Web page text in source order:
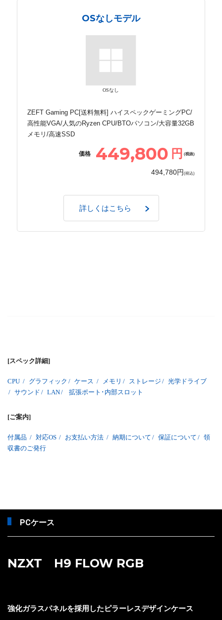
OSなしモデル
OSなし
ZEFT Gaming PC[送料無料] ハイスペックゲーミングPC/
高性能VGA/人気のRyzen CPU/BTOパソコン/大容量32GB
メモリ/高速SSD
価格 449,800 円 (税抜)
494,780円 (税込)
詳しくはこちら
[スペック詳細]
CPU / グラフィック / ケース / メモリ / ストレージ / 光学ドライブ
/ サウンド / LAN/ 拡張ポート･内部スロット
[ご案内]
付属品 / 対応OS / お支払い方法 / 納期について / 保証について / 領
収書のご発行
PCケース
NZXT H9 FLOW RGB
強化ガラスパネルを採用したピラーレスデザインケース